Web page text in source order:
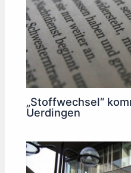
„Stoffwechsel“
Uerdingen